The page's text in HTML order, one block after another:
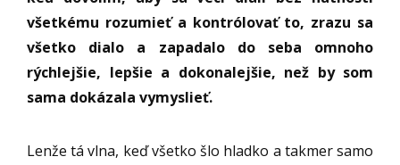
všetkému rozumieť a kontrólovať to, zrazu sa
všetko dialo a zapadalo do seba omnoho
rýchlejšie, lepšie a dokonalejšie, než by som
sama dokázala vymyslieť.
Lenže tá vlna, keď všetko šlo hladko a takmer samo